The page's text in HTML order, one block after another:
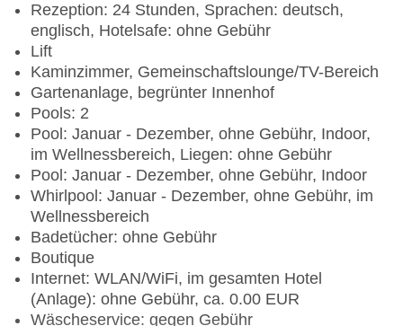
Rezeption: 24 Stunden, Sprachen: deutsch,
englisch, Hotelsafe: ohne Gebühr
Lift
Kaminzimmer, Gemeinschaftslounge/TV-Bereich
Gartenanlage, begrünter Innenhof
Pools: 2
Pool: Januar - Dezember, ohne Gebühr, Indoor,
im Wellnessbereich, Liegen: ohne Gebühr
Pool: Januar - Dezember, ohne Gebühr, Indoor
Whirlpool: Januar - Dezember, ohne Gebühr, im
Wellnessbereich
Badetücher: ohne Gebühr
Boutique
Internet: WLAN/WiFi, im gesamten Hotel
(Anlage): ohne Gebühr, ca. 0.00 EUR
Wäscheservice: gegen Gebühr